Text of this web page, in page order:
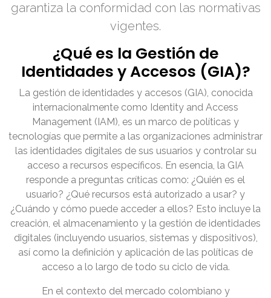
garantiza la conformidad con las normativas
vigentes.
¿Qué es la Gestión de
Identidades y Accesos (GIA)?
La gestión de identidades y accesos (GIA), conocida
internacionalmente como Identity and Access
Management (IAM), es un marco de políticas y
tecnologías que permite a las organizaciones administrar
las identidades digitales de sus usuarios y controlar su
acceso a recursos específicos. En esencia, la GIA
responde a preguntas críticas como: ¿Quién es el
usuario? ¿Qué recursos está autorizado a usar? y
¿Cuándo y cómo puede acceder a ellos? Esto incluye la
creación, el almacenamiento y la gestión de identidades
digitales (incluyendo usuarios, sistemas y dispositivos),
así como la definición y aplicación de las políticas de
acceso a lo largo de todo su ciclo de vida.
En el contexto del mercado colombiano y